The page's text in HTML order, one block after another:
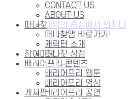
고지식 갓지식
창작극장
내맘의 중심에서 외치다
테마는 소리를 타고
종합편
참여마당
인터뷰
응원메시지
창작마당
게시판
CONTACT US
ABOUT US
떠나찾
떠나찾앱 바로가기
캐릭터 소개
떠나찾 상점
배리어프리 콘텐츠
배리어프리 웹툰
배리어프리 영상
베리어프리 공연